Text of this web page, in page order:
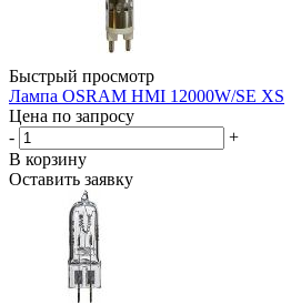
Быстрый просмотр
Лампа OSRAM HMI 12000W/SE XS
Цена по запросу
-
+
В корзину
Оставить заявку